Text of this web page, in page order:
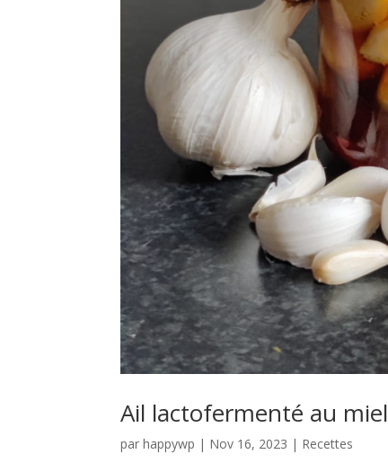
Ail lactofermenté au miel
parhappywp | Nov 16, 2023 | Recettes